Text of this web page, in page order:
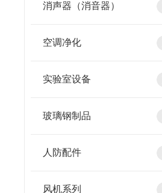
消声器（消音器）
空调净化
实验室设备
玻璃钢制品
人防配件
风机系列